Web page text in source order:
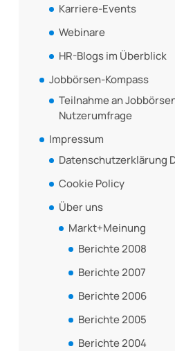
Karriere-Events
Webinare
HR-Blogs im Überblick
Jobbörsen-Kompass
Teilnahme an
Nutzerumfrage
Impressum
Datenschutzerklärung
Cookie Policy
Über uns
Markt+Meinung
Berichte 2008
Berichte 2007
Berichte 2006
Berichte 2005
Berichte 2004